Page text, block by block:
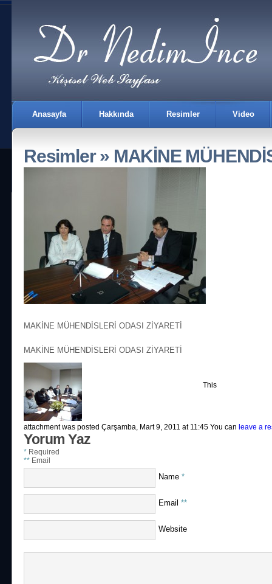
Anasayfa Hakkında Resimler Video
İletişim
Resimler» MAKİNE
MAKİNE MÜHENDİSLERİ ODASI ZİYARETİ
MAKİNE MÜHENDİSLERİ ODASI ZİYARETİ
This
attachment was posted Çarşamba, Mart 9, 2011 at 11:45 You can leave a
Yorum Yaz
* Required
** Email
Name *
Email **
Website